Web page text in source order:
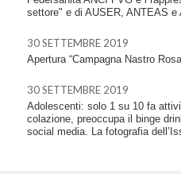
settore" e di AUSER, ANTEAS e
30 SETTEMBRE 2019
Apertura “Campagna Nastro
30 SETTEMBRE 2019
Adolescenti: solo 1 su 10 fa
colazione, preoccupa il binge
social media. La fotografia